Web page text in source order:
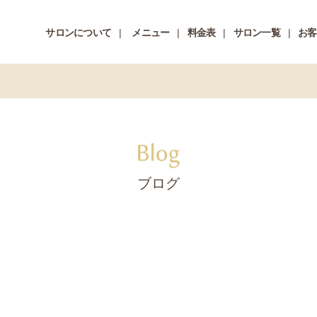
サロンについて メニュー 料金表 サロン一覧 お
ブログ